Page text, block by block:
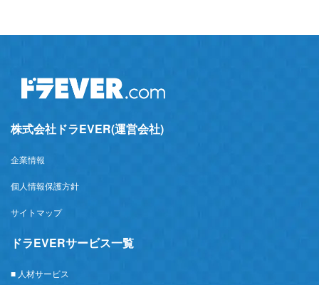
株式会社ドラEVER(運営会社)
企業情報
個人情報保護方針
サイトマップ
ドラEVERサービス一覧
■ 人材サービス